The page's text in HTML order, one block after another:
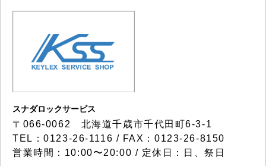
スナダロックサービス
〒066-0062 北海道千歳市千代田町6-3-1
TEL：0123-26-1116 / FAX：0123-26-8150
営業時間：10:00〜20:00 / 定休日：日、祭日